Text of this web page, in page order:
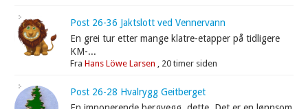
Post 26-36 Jaktslott ved Vennervann
En grei tur etter mange klatre-etapper på tidligere
KM-...
FraHans Löwe Larsen , 20 timer siden
Post 26-28 Hvalrygg Geitberget